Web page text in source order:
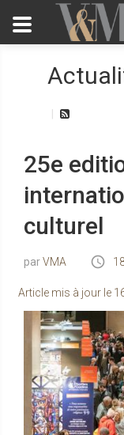
25e
culturel
VMA
Article mis à jour le